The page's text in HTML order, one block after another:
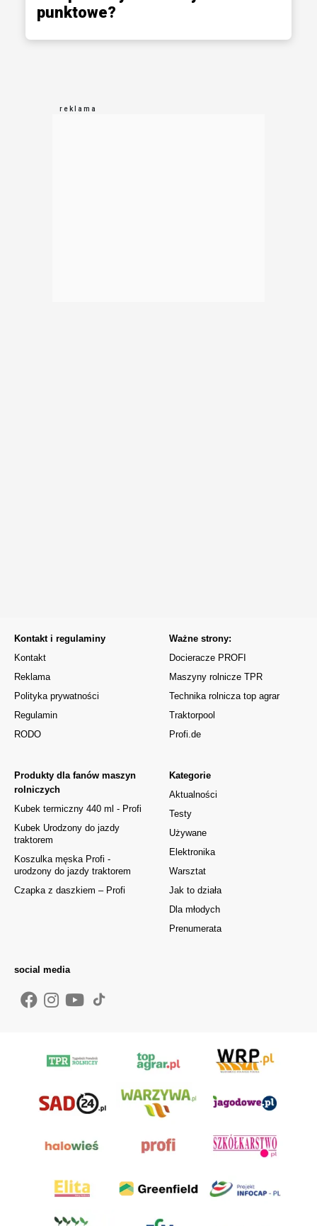
punktowe?
Kontakt i regulaminy
Kontakt
Reklama
Polityka prywatności
Regulamin
RODO
Kategorie
Aktualności
Testy
Używane
Elektronika
Warsztat
Jak to działa
Dla młodych
Prenumerata
Produkty dla fanów maszyn
rolniczych
Kubek termiczny 440 ml - Profi
Kubek Urodzony do jazdy
traktorem
Koszulka męska Profi -
urodzony do jazdy traktorem
Czapka z daszkiem – Profi
Ważne strony:
Docieracze PROFI
Maszyny rolnicze TPR
Technika rolnicza top agrar
Traktorpool
Profi.de
social media